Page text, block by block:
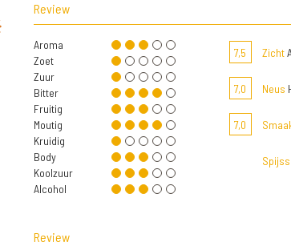
Review
Aroma
Zoet
Zuur
Bitter
Fruitig
Moutig
Kruidig
Body
Koolzuur
Alcohol
7,5 Zicht
7,0 Neus
7,0
Review